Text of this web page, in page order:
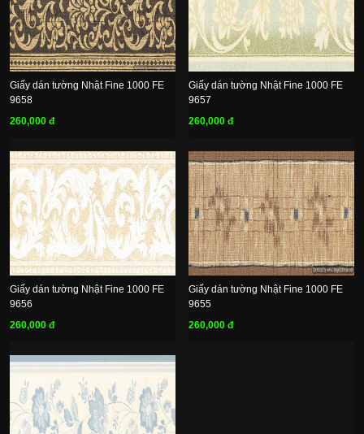
Giấy dán tường Nhật Fine 1000 FE
9658
260,000 đ
Giấy dán tường Nhật Fine 1000 FE
9657
260,000 đ
Giấy dán tường Nhật Fine 1000 FE
9656
260,000 đ
Giấy dán tường Nhật Fine 1000 FE
9655
260,000 đ